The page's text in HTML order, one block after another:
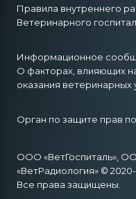
Правила внутреннего
Ветеринарного
Информационное
О факторах, влияющих
оказания ветеринарных
Орган по защите прав
ООО «ВетГоспиталь»,
«ВетРадиология» © 2020-
Все права защищены.